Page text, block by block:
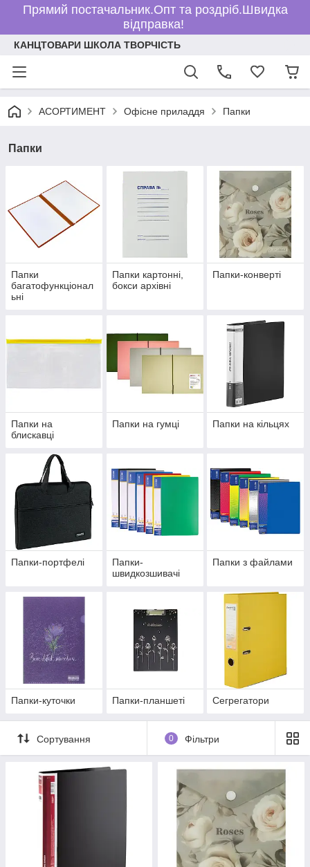
Прямий постачальник.Опт та роздріб.Швидка
відправка!
КАНЦТОВАРИ ШКОЛА ТВОРЧІСТЬ
АСОРТИМЕНТ Офісне приладдя Папки
Папки
Папки
багатофункціонал
ьні
Папки картонні,
бокси архівні
Папки-конверті
Папки на
блискавці
Папки на гумці Папки на кільцях
Папки-портфелі
Папки-
швидкозшивачі
Папки з файлами
Папки-куточки Папки-планшеті Сегрегатори
Сортування 0 Фільтри